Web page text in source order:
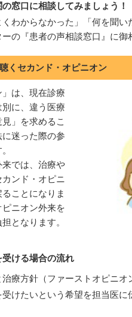
窓口に相談してみましょう！
くわからなかった」「何を聞
の『患者の声相談窓口』に御
くセカンド・オピニオン
」は、現在診療
に、違う医療
」を求めるこ
迷った際の参
では、治療や
ンド・オピニ
ことになりま
ニオン外来を
となります。
ける場合の流れ
療方針（ファーストオピニ
けたいという希望を担当医